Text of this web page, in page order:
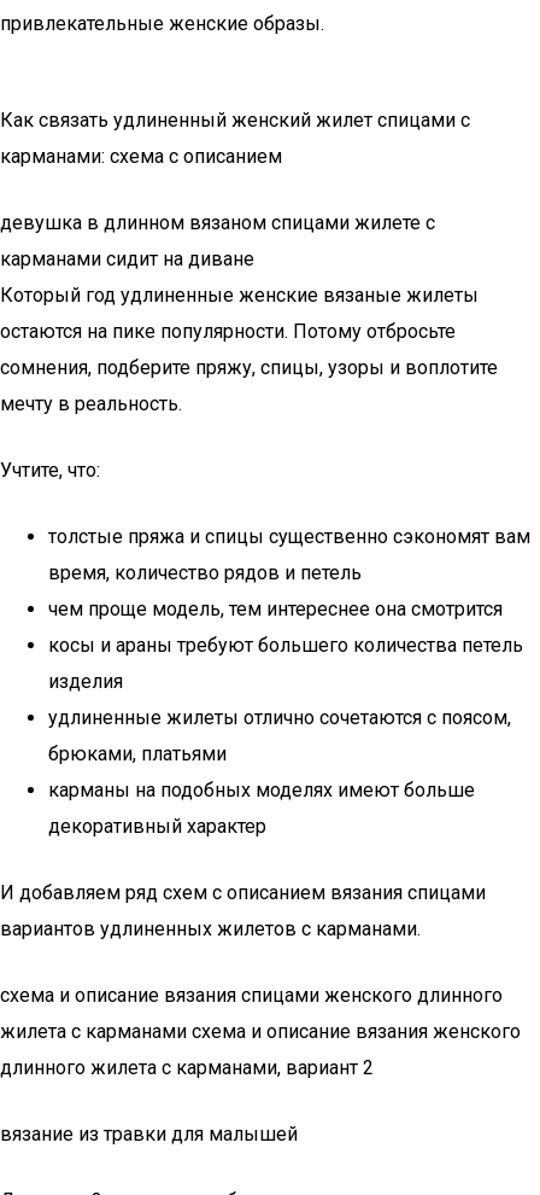
привлекательные женские образы.
Как связать удлиненный женский жилет спицами с
карманами: схема с описанием
девушка в длинном вязаном спицами жилете с
карманами сидит на диване
Который год удлиненные женские вязаные жилеты
остаются на пике популярности. Потому отбросьте
сомнения, подберите пряжу, спицы, узоры и воплотите
мечту в реальность.
Учтите, что:
толстые пряжа и спицы существенно сэкономят вам
время, количество рядов и петель
чем проще модель, тем интереснее она смотрится
косы и араны требуют большего количества петель
изделия
удлиненные жилеты отлично сочетаются с поясом,
брюками, платьями
карманы на подобных моделях имеют больше
декоративный характер
И добавляем ряд схем с описанием вязания спицами
вариантов удлиненных жилетов с карманами.
схема и описание вязания спицами женского длинного
жилета с карманами схема и описание вязания женского
длинного жилета с карманами, вариант 2
вязание из травки для малышей